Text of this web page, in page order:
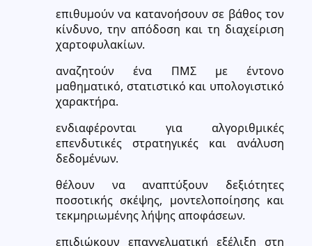
επιθυμούν να κατανοήσουν σε βάθος τον
κίνδυνο, την απόδοση και τη διαχείριση
χαρτοφυλακίων.
αναζητούν ένα ΠΜΣ με έντονο
μαθηματικό, στατιστικό και υπολογιστικό
χαρακτήρα.
ενδιαφέρονται για αλγοριθμικές
επενδυτικές στρατηγικές και ανάλυση
δεδομένων.
θέλουν να αναπτύξουν δεξιότητες
ποσοτικής σκέψης, μοντελοποίησης και
τεκμηριωμένης λήψης αποφάσεων.
επιδιώκουν επαγγελματική εξέλιξη στη